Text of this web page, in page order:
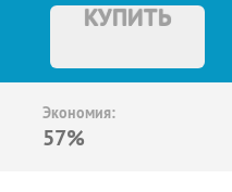
КУПИТЬ
Экономия:
57%